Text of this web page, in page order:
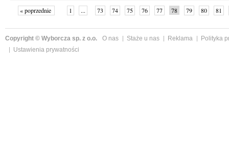
« poprzednie 1 ... 73 74 75 76 77 78 79 80
81
Copyright © Wyborcza sp. z o.o. O nas Staże u nas Reklama
Polityka
Ustawienia prywatności